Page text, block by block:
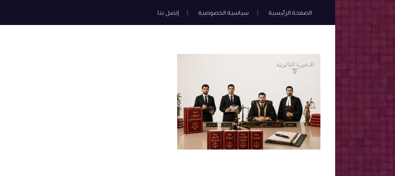
الصفحة الرئيسية سياسية الخصوصية إتصل بنا